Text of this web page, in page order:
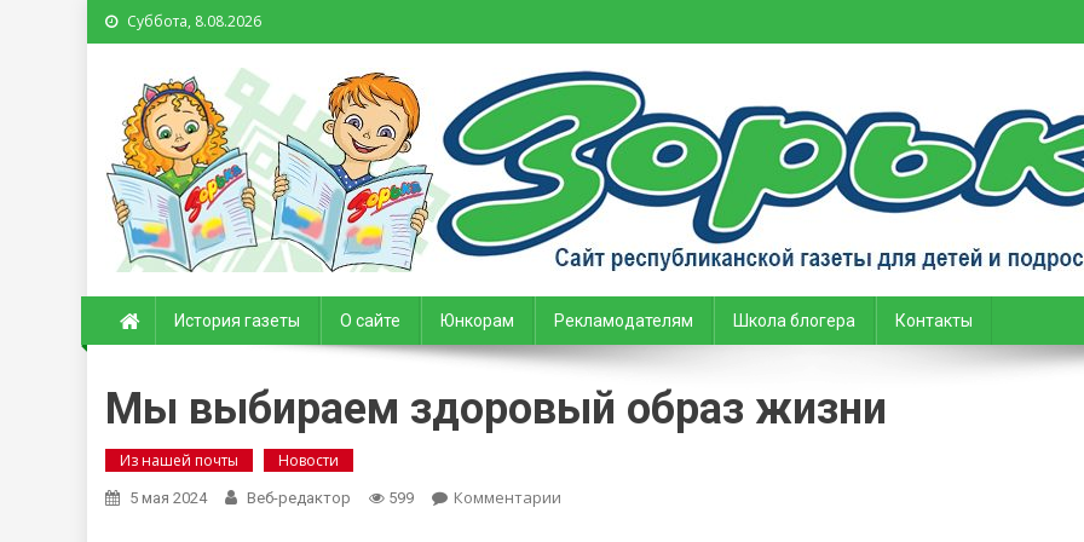
Суббота, 8.08.2026
Зорька. Газета для детей и подростков
История газеты О сайте Юнкорам Рекламодателям Школа блогера Контакты
Мы выбираем здоровый образ жизни
Из нашей почты Новости
5 мая 2024 Веб-редактор 599 Комментарии